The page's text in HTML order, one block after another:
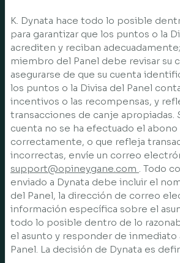
K. Dynata hace todo lo posible
para garantizar que los puntos o la
acrediten y reciban
miembro del Panel debe revisar su
asegurarse de que su cuenta
los puntos o la Divisa del Panel
incentivos o las recompensas, y
transacciones de canje apropiadas.
cuenta no se ha efectuado el
correctamente, o que refleja
incorrectas, envíe un correo
support@opineygane.com . Todo
enviado a Dynata debe incluir el
del Panel, la dirección de correo
información específica sobre el
todo lo posible dentro de lo
el asunto y responder de
Panel. La decisión de Dynata es